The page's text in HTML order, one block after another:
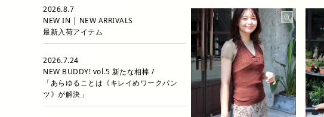
2026.8.7
NEW IN | NEW ARRIVALS
最新入荷アイテム
2026.7.24
NEW BUDDY! vol.5 新たな相棒 /
「あらゆることは《キレイめワークパン
ツ》が解決」